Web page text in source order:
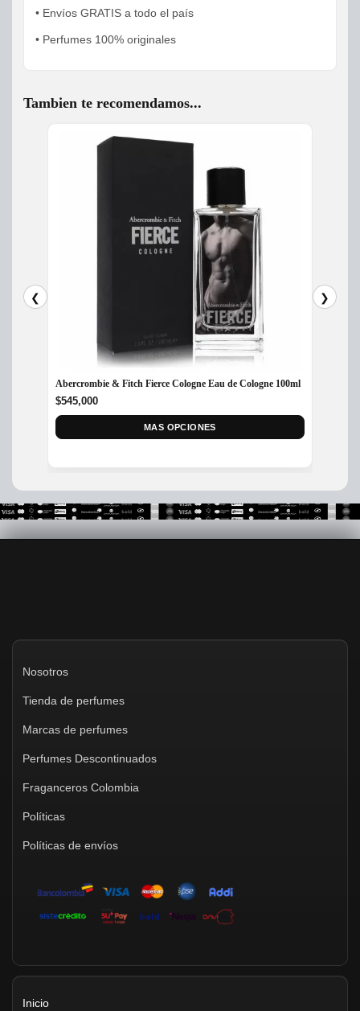
• Envíos GRATIS a todo el país
• Perfumes 100% originales
Tambien te recomendamos...
❮
Abercrombie & Fitch Fierce Cologne Eau de Cologne 100ml
$545,000
MAS OPCIONES
❯
Nosotros
Tienda de perfumes
Marcas de perfumes
Perfumes Descontinuados
Fraganceros Colombia
Políticas
Políticas de envíos
Inicio